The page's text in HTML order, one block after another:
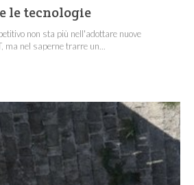
le tecnologie
non sta più nell'adottare nuove
nel saperne trarre un...